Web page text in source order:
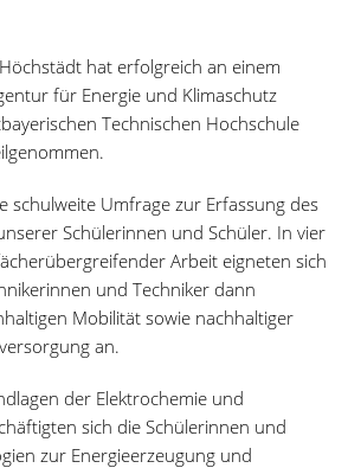
hat erfolgreich an einem
für Energie und Klimaschutz
Technischen Hochschule
schulweite Umfrage zur Erfassung des
Schülerinnen und Schüler. In vier
Arbeit eigneten sich
und Techniker dann
Mobilität sowie nachhaltiger
an.
der Elektrochemie und
sich die Schülerinnen und
zur Energieerzeugung und